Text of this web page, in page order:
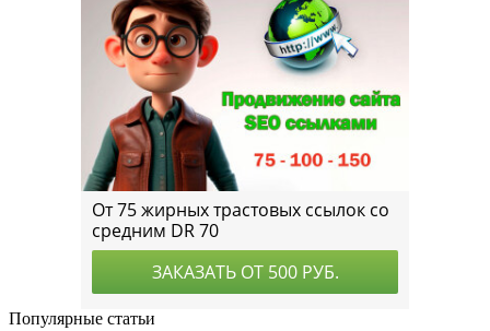
Популярные статьи